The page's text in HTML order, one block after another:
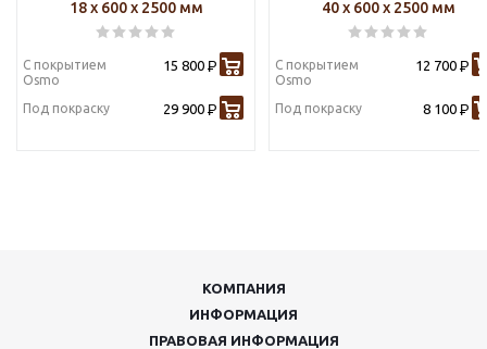
18 х 600 х 2500 мм
С покрытием
Osmo
15 800 Р
Под покраску 29 900 Р
40 х 600 х 2500 мм
С покрытием
Osmo
12 700 Р
Под покраску 8 100 Р
КОМПАНИЯ
ИНФОРМАЦИЯ
ПРАВОВАЯ ИНФОРМАЦИЯ